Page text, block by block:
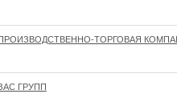
ТОРГОВАЯ
ГРУПП